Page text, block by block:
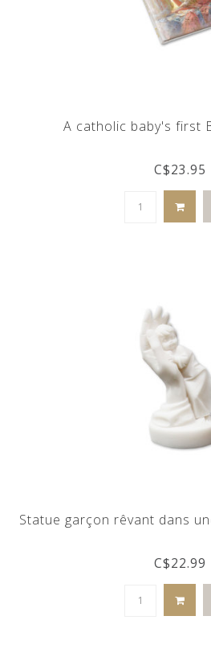
A catholic baby's first
C$23.95
Statue garçon rêvant dans
C$22.99